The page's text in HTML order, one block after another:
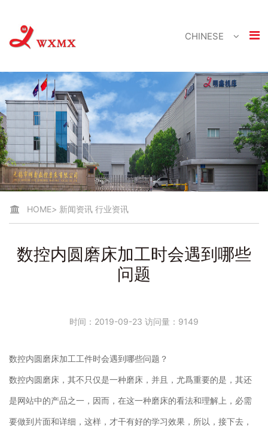
CHINESE
HOME> 新闻资讯 行业资讯
数控内圆磨床加工时会遇到哪些
问题
时间：2019-09-23 访问量：9149
数控内圆磨床加工工件时会遇到哪些问题？
数控内圆磨床，其不只仅是一种磨床，并且，尤爲重要的是，其还
是网站中的产品之一，因而，在这一种磨床的看法和理解上，必需
要做到片面和详细，这样，才干有好的学习效果，所以，接下去，